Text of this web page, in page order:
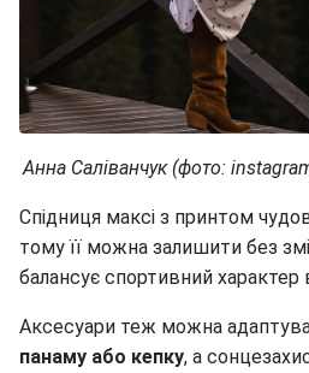
Анна Саліванчук (фото:
Спідниця максі з принтом
тому її можна залишити без
балансує спортивний характер
Аксесуари теж можна
панаму або кепку, а